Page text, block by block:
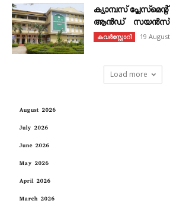
ക്യാമ്പസ്
ആൻഡ് സയൻസ്
കവര്‍സ്റ്റോറി 19
Load more
August 2026
July 2026
June 2026
May 2026
April 2026
March 2026